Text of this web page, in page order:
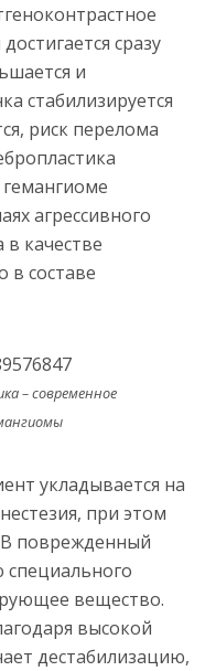
сразу
и
стабилизируется
риск перелома
агрессивного
качестве
в составе
– современное
укладывается на
при этом
В поврежденный
вещество.
высокой
дестабилизацию,